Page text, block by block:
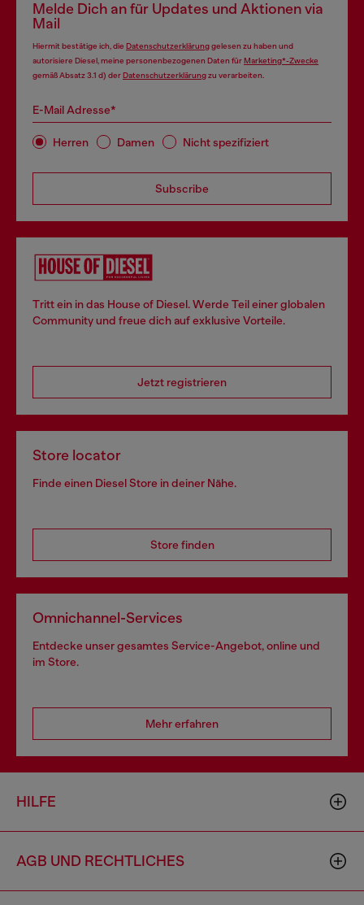
Melde Dich an für Updates und Aktionen via
Mail
Hiermit bestätige ich, die Datenschutzerklärunggelesen zu haben und
autorisiere Diesel, meine personenbezogenen Daten fürMarketing*-Zwecke
gemäß Absatz 3.1 d) derDatenschutzerklärungzu verarbeiten.
E-Mail Adresse*
Herren Damen Nicht spezifiziert
Subscribe
Tritt ein in das House of Diesel. Werde Teil einer globalen
Community und freue dich auf exklusive Vorteile.
Jetzt registrieren
Store locator
Finde einen Diesel Store in deiner Nähe.
Store finden
Omnichannel-Services
Entdecke unser gesamtes Service-Angebot, online und
im Store.
Mehr erfahren
HILFE
AGB UND RECHTLICHES